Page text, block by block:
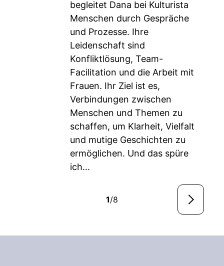
begleitet Dana bei Kulturista
Menschen durch Gespräche
und Prozesse. Ihre
Leidenschaft sind
Konfliktlösung, Team-
Facilitation und die Arbeit mit
Frauen. Ihr Ziel ist es,
Verbindungen zwischen
Menschen und Themen zu
schaffen, um Klarheit, Vielfalt
und mutige Geschichten zu
ermöglichen. Und das spüre
ich...
1/8